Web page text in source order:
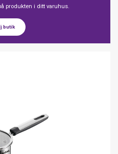
produkten i ditt varuhus.
butik